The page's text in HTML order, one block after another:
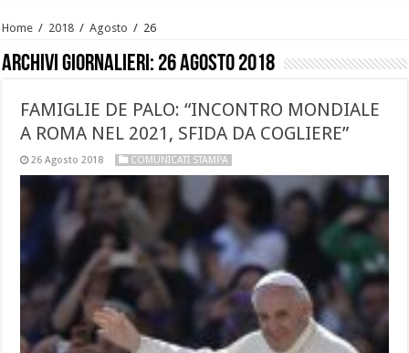
Home / 2018 / Agosto / 26
Archivi giornalieri: 26 Agosto 2018
FAMIGLIE DE PALO: “INCONTRO MONDIALE
A ROMA NEL 2021, SFIDA DA COGLIERE”
26 Agosto 2018 COMUNICATI STAMPA